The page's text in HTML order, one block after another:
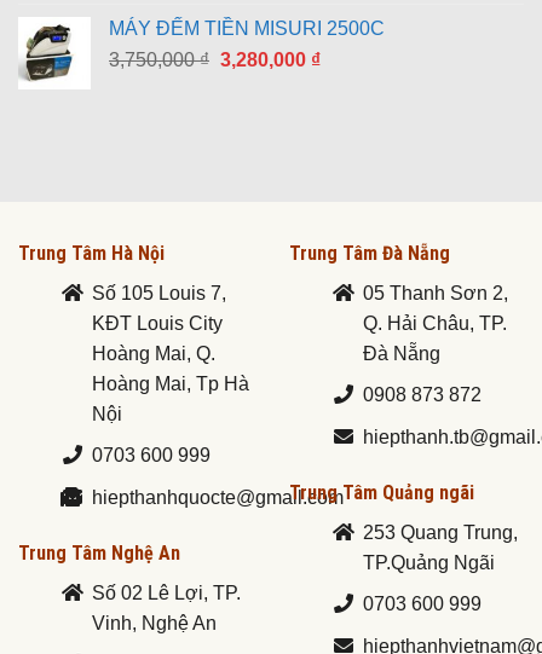
là:
3,870,000 ₫.là:
3,380,000 ₫.
MÁY ĐẾM TIỀN MISURI 2500C
3,750,000₫ Giá
3,280,000 ₫Giá
Trung Tâm Hà Nội
Số 105 Louis 7,
KĐT Louis City
Hoàng Mai, Q.
Hoàng Mai, Tp Hà
Nội
0703 600 999
hiepthanhquocte@gmail.com
Trung Tâm Nghệ An
Số 02 Lê Lợi, TP.
Vinh, Nghệ An
Trung Tâm Đà Nẵng
05 Thanh Sơn 2,
Q. Hải Châu, TP.
Đà Nẵng
0908 873 872
Trung Tâm Quảng ngãi
253 Quang Trung,
TP.Quảng Ngãi
0703 600 999